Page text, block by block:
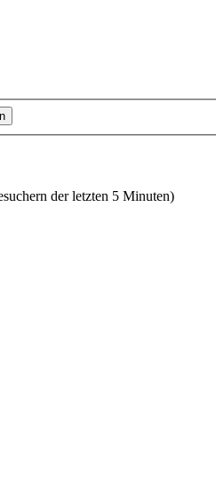
der letzten 5 Minuten)